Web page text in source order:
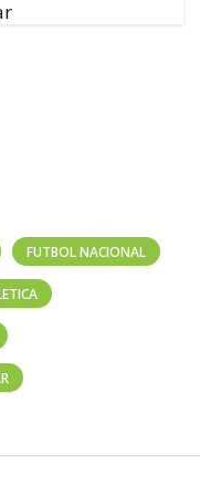
FUTBOL NACIONAL